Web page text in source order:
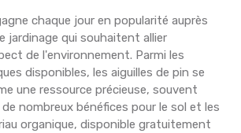
chaque jour en popularité auprès
jardinage qui souhaitent allier
de l'environnement. Parmi les
disponibles, les aiguilles de pin se
une ressource précieuse, souvent
nombreux bénéfices pour le sol et les
organique, disponible gratuitement